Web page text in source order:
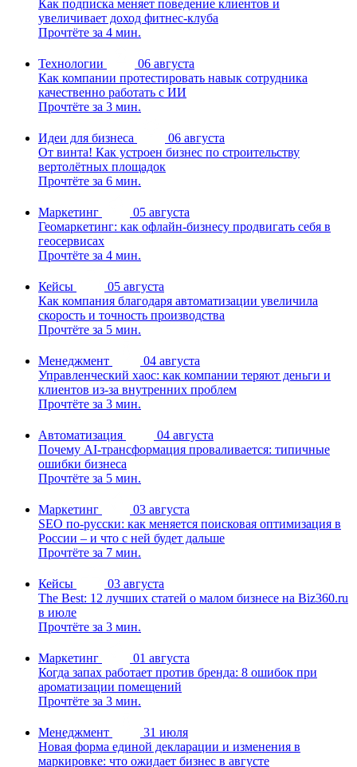
Как подписка меняет поведение клиентов и
увеличивает доход фитнес-клуба
Прочтёте за 4 мин.
Технологии
06 августа
Как компании протестировать навык сотрудника
качественно работать с ИИ
Прочтёте за 3 мин.
Идеи для бизнеса
06 августа
От винта! Как устроен бизнес по строительству
вертолётных площадок
Прочтёте за 6 мин.
Маркетинг
05 августа
Геомаркетинг: как офлайн-бизнесу продвигать себя в
геосервисах
Прочтёте за 4 мин.
Кейсы
05 августа
Как компания благодаря автоматизации увеличила
скорость и точность производства
Прочтёте за 5 мин.
Менеджмент
04 августа
Управленческий хаос: как компании теряют деньги и
клиентов из-за внутренних проблем
Прочтёте за 3 мин.
Автоматизация
04 августа
Почему AI-трансформация проваливается: типичные
ошибки бизнеса
Прочтёте за 5 мин.
Маркетинг
03 августа
SEO по-русски: как меняется поисковая оптимизация в
России – и что с ней будет дальше
Прочтёте за 7 мин.
Кейсы
03 августа
The Best: 12 лучших статей о малом бизнесе на Biz360.ru
в июле
Прочтёте за 3 мин.
Маркетинг
01 августа
Когда запах работает против бренда: 8 ошибок при
ароматизации помещений
Прочтёте за 3 мин.
Менеджмент
31 июля
Новая форма единой декларации и изменения в
маркировке: что ожидает бизнес в августе